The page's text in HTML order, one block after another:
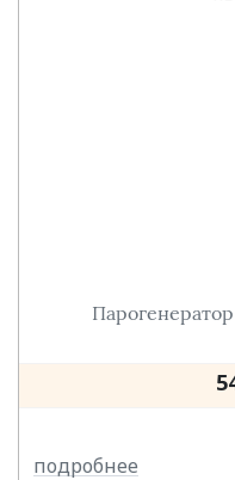
подробнее